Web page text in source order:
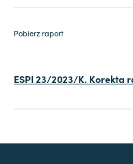
Pobierz raport
ESPI 23/2023/K. Korekta